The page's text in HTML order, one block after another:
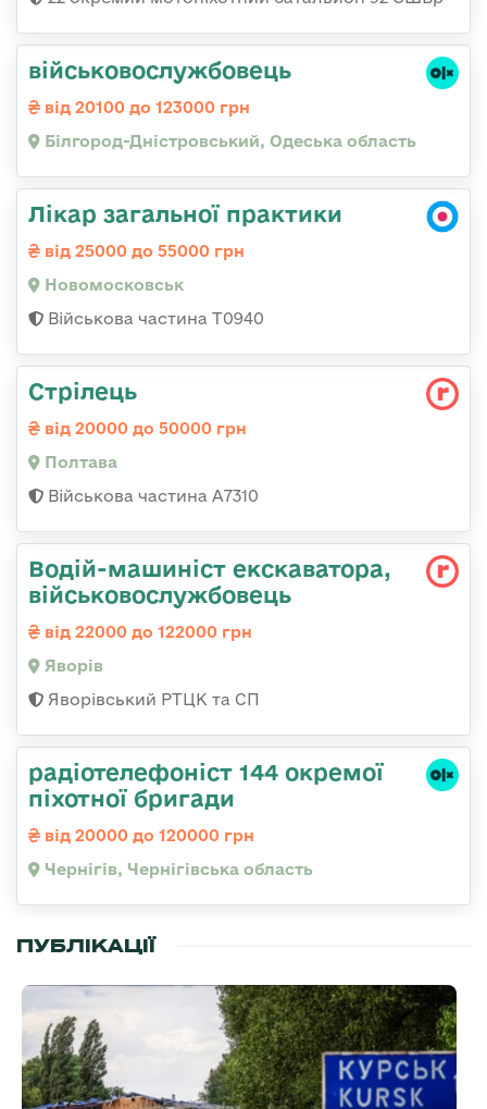
військовослужбовець
від 20100 до 123000 грн
Білгород-Дністровський, Одеська область
Лікар загальної практики
від 25000 до 55000 грн
Новомосковськ
Військова частина Т0940
Стрілець
від 20000 до 50000 грн
Полтава
Військова частина А7310
Водій-машиніст екскаватора,
військовослужбовець
від 22000 до 122000 грн
Яворів
Яворівський РТЦК та СП
радіотелефоніст 144 окремої
піхотної бригади
від 20000 до 120000 грн
Чернігів, Чернігівська область
ПУБЛІКАЦІЇ